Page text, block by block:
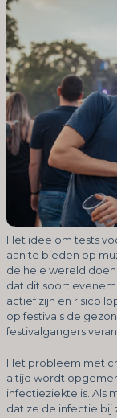
Het idee om tests
aan te bieden op
de hele wereld doen
dat dit soort
actief zijn en risico
op festivals de
festivalgangers
Het probleem met
altijd wordt
infectieziekte is. Als
dat ze de infectie bij